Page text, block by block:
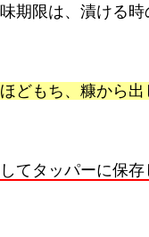
期限は、漬ける
どもち、糠から
てタッパーに保